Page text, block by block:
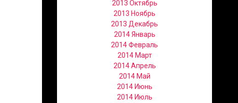
2013 Октябрь
2013 Ноябрь
2013 Декабрь
2014 Январь
2014 Февраль
2014 Март
2014 Апрель
2014 Май
2014 Июнь
2014 Июль